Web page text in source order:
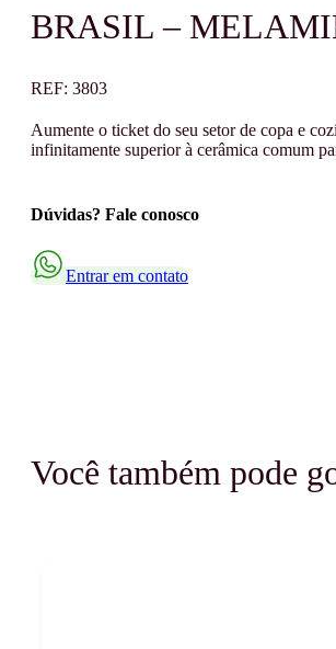
BRASIL –
REF: 3803
Aumente o ticket do seu setor de copa e
infinitamente superior à cerâmica comum
Dúvidas? Fale conosco
Entrar em contato
Você também pode